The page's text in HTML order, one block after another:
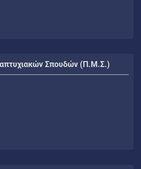
Σπουδών (Π.Μ.Σ.)